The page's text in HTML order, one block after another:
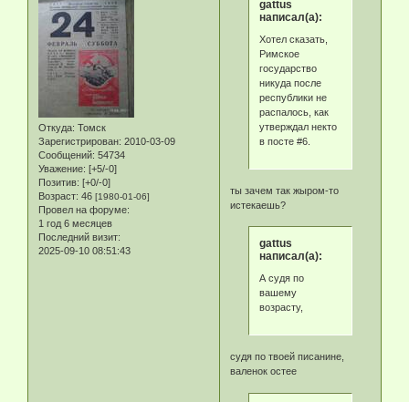
Откуда: Томск
Зарегистрирован: 2010-03-09
Сообщений: 54734
Уважение: [+5/-0]
Позитив: [+0/-0]
Возраст: 46 [1980-01-06]
Провел на форуме:
1 год 6 месяцев
Последний визит:
2025-09-10 08:51:43
gattus
написал(а):
Хотел сказать,
Римское
государство
никуда после
республики не
распалось, как
утверждал некто
в посте #6.
ты зачем так жыром-то
истекаешь?
gattus
написал(а):
А судя по
вашему
возрасту,
судя по твоей писанине,
валенок остее